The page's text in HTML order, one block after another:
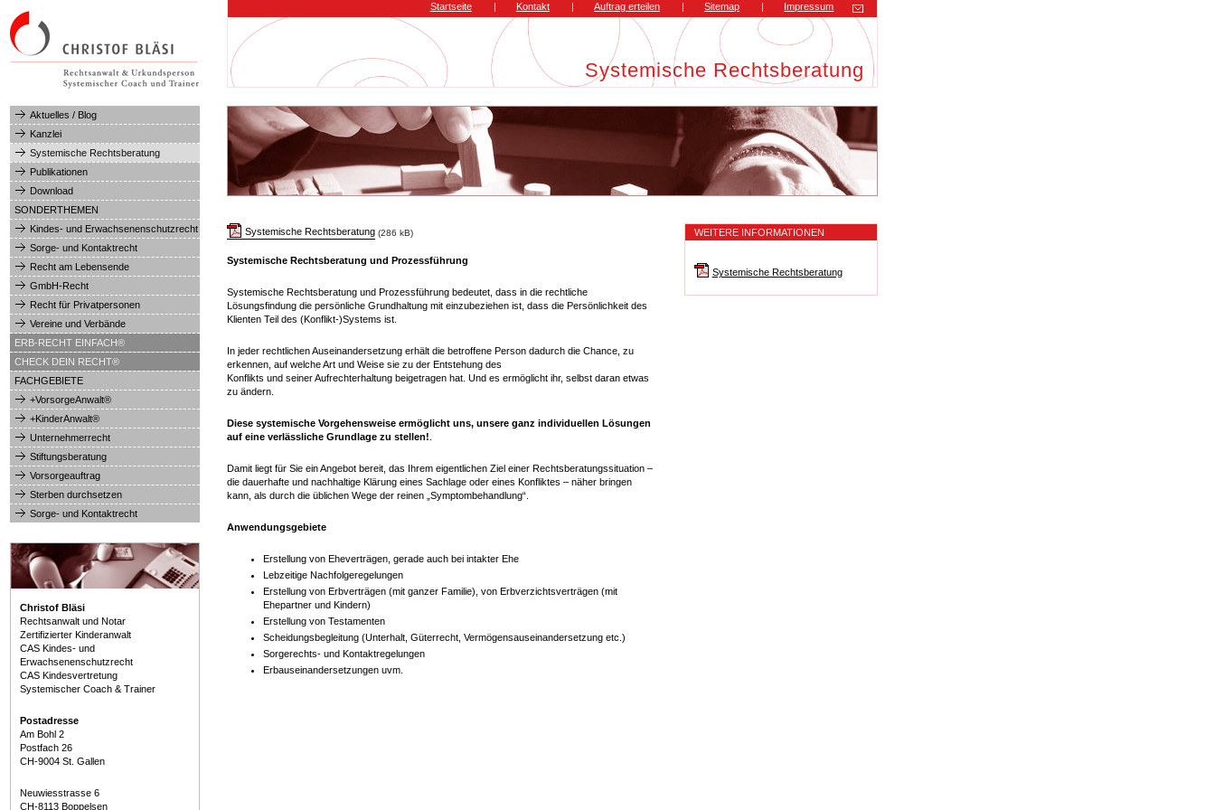
Startseite | Kontakt | Auftrag erteilen | Sitemap | Impressum
Systemische Rechtsberatung
Aktuelles / Blog
Kanzlei
Systemische Rechtsberatung
Publikationen
Download
SONDERTHEMEN
Kindes- und Erwachsenenschutzrecht
Sorge- und Kontaktrecht
Recht am Lebensende
GmbH-Recht
Recht für Privatpersonen
Vereine und Verbände
ERB-RECHT EINFACH®
CHECK DEIN RECHT®
FACHGEBIETE
+VorsorgeAnwalt®
+KinderAnwalt®
Unternehmerrecht
Stiftungsberatung
Vorsorgeauftrag
Sterben durchsetzen
Sorge- und Kontaktrecht
Christof Bläsi
Rechtsanwalt und Notar
Zertifizierter Kinderanwalt
CAS Kindes- und
Erwachsenenschutzrecht
CAS Kindesvertretung
Systemischer Coach & Trainer
Postadresse
Am Bohl 2
Postfach 26
CH-9004 St. Gallen
Neuwiesstrasse 6
CH-8113 Boppelsen
Systemische Rechtsberatung (286 kB)
Systemische Rechtsberatung und Prozessführung
Systemische Rechtsberatung und Prozessführung bedeutet, dass in die rechtliche
Lösungsfindung die persönliche Grundhaltung mit einzubeziehen ist, dass die Persönlichkeit des
Klienten Teil des (Konflikt-)Systems ist.
In jeder rechtlichen Auseinandersetzung erhält die betroffene Person dadurch die Chance, zu
erkennen, auf welche Art und Weise sie zu der Entstehung des
Konflikts und seiner Aufrechterhaltung beigetragen hat. Und es ermöglicht ihr, selbst daran etwas
zu ändern.
Diese systemische Vorgehensweise ermöglicht uns, unsere ganz individuellen Lösungen
auf eine verlässliche Grundlage zu stellen!
Damit liegt für Sie ein Angebot bereit, das Ihrem eigentlichen Ziel einer Rechtsberatungssituation –
die dauerhafte und nachhaltige Klärung eines Sachlage oder eines Konfliktes – näher bringen
kann, als durch die üblichen Wege der reinen „Symptombehandlung“.
Anwendungsgebiete
Erstellung von Eheverträgen, gerade auch bei intakter Ehe
Lebzeitige Nachfolgeregelungen
Erstellung von Erbverträgen (mit ganzer Familie), von Erbverzichtsverträgen (mit
Ehepartner und Kindern)
Erstellung von Testamenten
Scheidungsbegleitung (Unterhalt, Güterrecht, Vermögensauseinandersetzung etc.)
Sorgerechts- und Kontaktregelungen
Erbauseinandersetzungen uvm.
WEITERE INFORMATIONEN
Systemische Rechtsberatung